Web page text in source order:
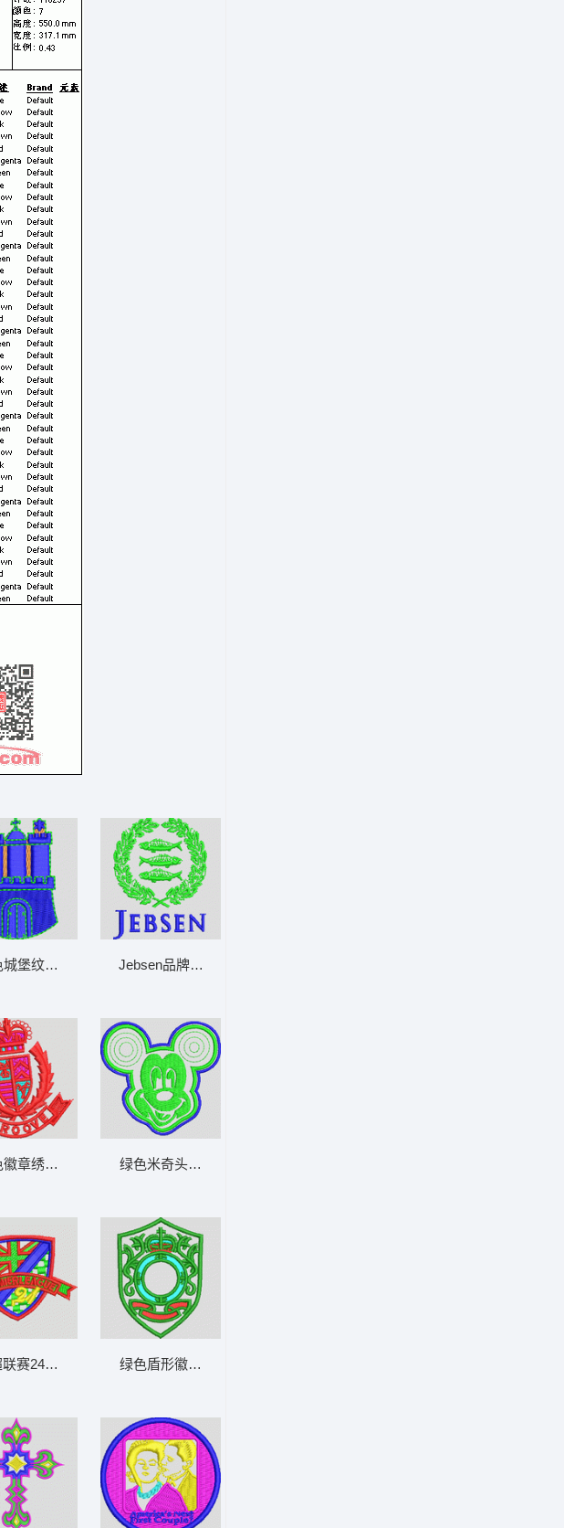
城堡纹章图案 城堡章仔
章绣花图案 章仔
赛24周年徽章 章仔
Jebsen品牌徽标 章仔
绿色米奇头像刺绣图案 米奇
绿色盾形徽章图案 章仔